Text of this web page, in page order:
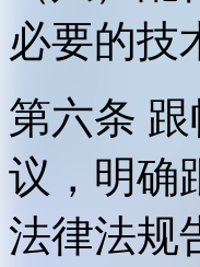
必要的技
第六条
议，明确
法律法规